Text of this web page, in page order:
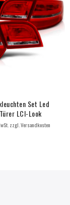
Set Led
LCI-Look
zzgl. Versandkosten